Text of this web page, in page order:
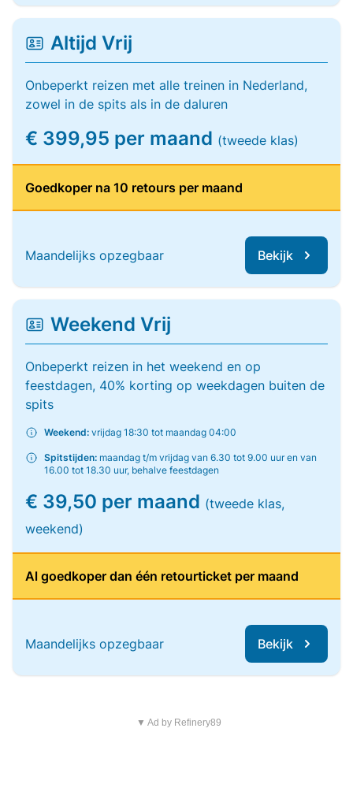
Altijd Vrij
Onbeperkt reizen met alle treinen in Nederland,
zowel in de spits als in de daluren
€ 399,95 per maand (tweede klas)
Goedkoper na 10 retours per maand
Maandelijks opzegbaar Bekijk
Weekend Vrij
Onbeperkt reizen in het weekend en op
feestdagen, 40% korting op weekdagen buiten de
spits
Weekend: vrijdag 18:30 tot maandag 04:00
Spitstijden: maandag t/m vrijdag van 6.30 tot 9.00 uur en van
16.00 tot 18.30 uur, behalve feestdagen
€ 39,50 per maand (tweede klas,
weekend)
Al goedkoper dan één retourticket per maand
Maandelijks opzegbaar Bekijk
▼ Ad by Refinery89